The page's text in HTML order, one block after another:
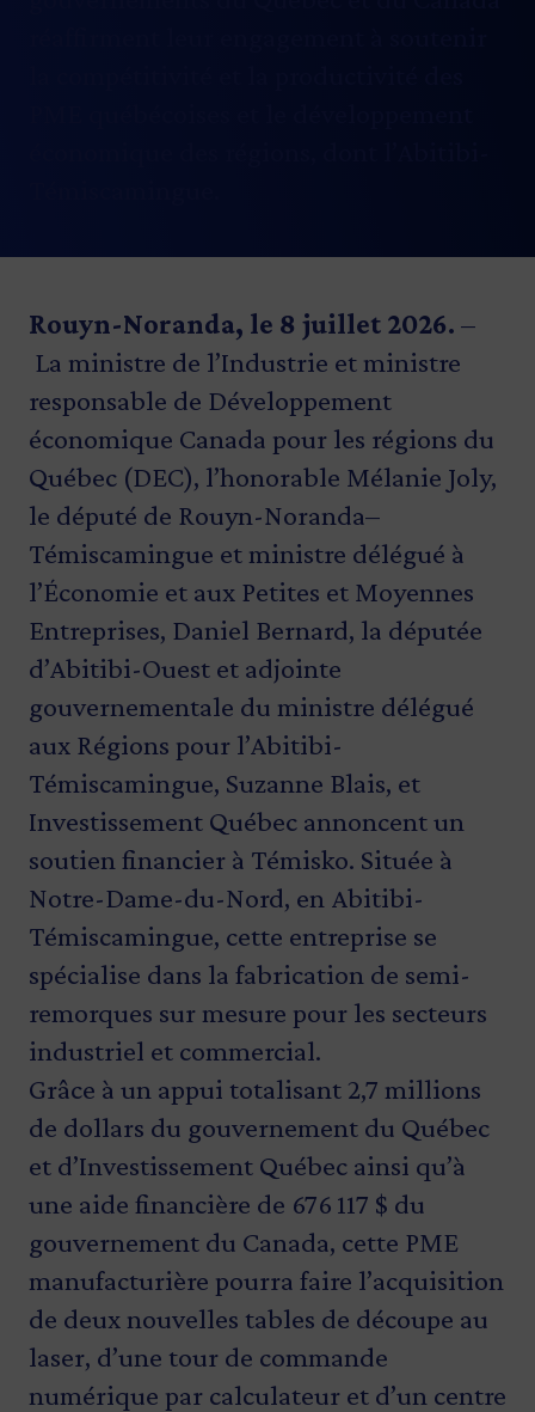
Rouyn-Noranda, le 8 juillet 2026. –
La ministre de l’Industrie et ministre
responsable de Développement
économique Canada pour les régions du
Québec (DEC), l’honorable Mélanie Joly,
le député de Rouyn-Noranda–
Témiscamingue et ministre délégué à
l’Économie et aux Petites et Moyennes
Entreprises, Daniel Bernard, la députée
d’Abitibi-Ouest et adjointe
gouvernementale du ministre délégué
aux Régions pour l’Abitibi-
Témiscamingue, Suzanne Blais, et
Investissement Québec annoncent un
soutien financier à Témisko. Située à
Notre-Dame-du-Nord, en Abitibi-
Témiscamingue, cette entreprise se
spécialise dans la fabrication de semi-
remorques sur mesure pour les secteurs
industriel et commercial.
Grâce à un appui totalisant 2,7 millions
de dollars du gouvernement du Québec
et d’Investissement Québec ainsi qu’à
une aide financière de 676 117 $ du
gouvernement du Canada, cette PME
manufacturière pourra faire l’acquisition
de deux nouvelles tables de découpe au
laser, d’une tour de commande
numérique par calculateur et d’un centre